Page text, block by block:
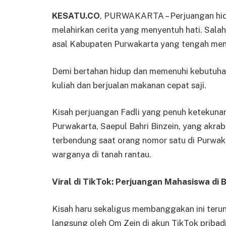
KESATU.CO, PURWAKARTA – Perjuangan
melahirkan cerita yang menyentuh hati.
asal Kabupaten Purwakarta yang tengah
Demi bertahan hidup dan memenuhi
kuliah dan berjualan makanan cepat saji.
Kisah perjuangan Fadli yang penuh
Purwakarta, Saepul Bahri Binzein, yang
terbendung saat orang nomor satu di
warganya di tanah rantau.
Viral di TikTok: Perjuangan Mahasiswa di
Kisah haru sekaligus membanggakan ini
langsung oleh Om Zein di akun TikTok